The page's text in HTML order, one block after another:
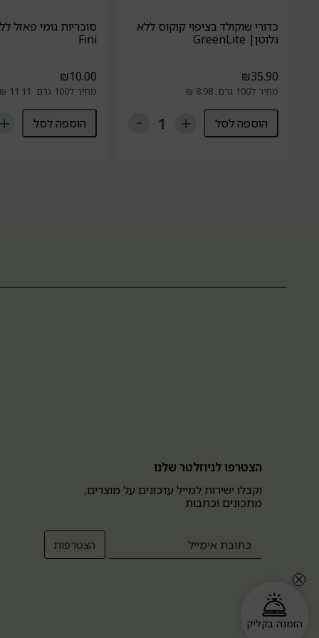
כדורי שוקולד בציפוי קוקוס ללא
גלוטן| GreenLite
₪35.90
מחיר ל100 גרם: 8.98 ₪
הוספה לסל
סוכריות גומי פאזל
Fini
₪10.00
מחיר ל100 גרם: 11.11 ₪
הוספה לסל
הצטרפו לניוזלטר שלנו
וקבלו ישירות למייל עדכונים על מוצרים,
מתכונים וכתבות
הזמנה בקליק